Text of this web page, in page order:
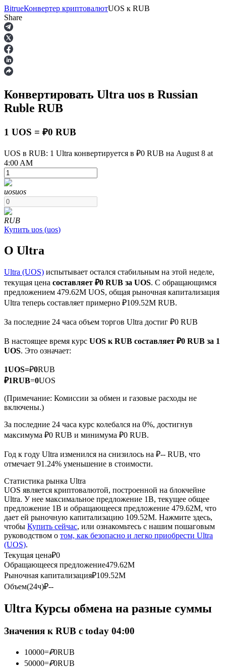
Фьючерсы
USDT-фьючерсы
Фьючерсы с использованием USDT в качестве
Фьючерсы на COIN-M
Криптовалютные фьючерсы
TradFi
сырьевые товары
Фьючерсы с использованием USDC в качестве
обеспечения
Копирование торговли
BitrueКонвертер криптовалютUOS к RUB
Share
Конвертировать Ultra uos в Russian
Ruble RUB
1 UOS = ₽0 RUB
UOS в RUB: 1 Ultra конвертируется в ₽0 RUB на August 8 at
4:00 AM
uosuos
RUB
Купить uos (uos)
О Ultra
Ultra (UOS) испытывает остался стабильным на этой неделе,
текущая цена составляет ₽0 RUB за UOS. С обращающимся
предложением 479.62M UOS, общая рыночная капитализация
Ultra теперь составляет примерно ₽109.52M RUB.
За последние 24 часа объем торгов Ultra достиг ₽0 RUB
В настоящее время курс UOS к RUB составляет ₽0 RUB за 1
UOS. Это означает:
1UOS=₽0RUB
₽1RUB=0UOS
(Примечание: Комиссии за обмен и газовые расходы не
включены.)
За последние 24 часа курс колебался на 0%, достигнув
максимума ₽0 RUB и минимума ₽0 RUB.
Год к году Ultra изменился на снизилось на ₽-- RUB, что
отмечает 91.24% уменьшение в стоимости.
Статистика рынка Ultra
UOS является криптовалютой, построенной на блокчейне
Ultra. У нее максимальное предложение 1B, текущее общее
предложение 1B и обращающееся предложение 479.62M, что
дает ей рыночную капитализацию 109.52M. Нажмите здесь,
чтобы Купить сейчас, или ознакомьтесь с нашим пошаговым
руководством о том, как безопасно и легко приобрести Ultra
(UOS).
Текущая цена₽0
Обращающееся предложение479.62M
Рыночная капитализация₽109.52M
Объем(24ч)₽--
Ultra Курсы обмена на разные суммы
Значения к RUB с today 04:00
10000=₽0RUB
50000=₽0RUB